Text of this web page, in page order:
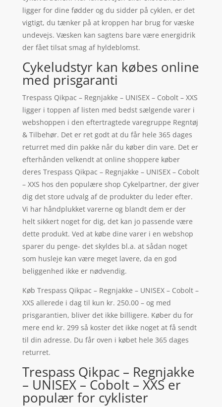
ligger for dine fødder og du sidder på cyklen, er det
vigtigt, du tænker på at kroppen har brug for væske
undevejs. Væsken kan sagtens bare være energidrik
der fået tilsat smag af hyldeblomst.
Cykeludstyr kan købes online
med prisgaranti
Trespass Qikpac – Regnjakke – UNISEX – Cobolt – XXS
ligger i toppen af listen med bedst sælgende varer i
webshoppen i den eftertragtede varegruppe Regntøj
& Tilbehør. Det er ret godt at du får hele 365 dages
returret med din pakke når du køber din vare. Det er
efterhånden velkendt at online shoppere køber
deres Trespass Qikpac – Regnjakke – UNISEX – Cobolt
– XXS hos den populære shop Cykelpartner, der giver
dig det store udvalg af de produkter du leder efter.
Vi har håndplukket varerne og blandt dem er der
helt sikkert noget for dig, det kan jo passende være
dette produkt. Ved at købe dine varer i en webshop
sparer du penge- det skyldes bl.a. at sådan noget
som husleje kan være meget lavere, da en god
beliggenhed ikke er nødvendig.
Køb Trespass Qikpac – Regnjakke – UNISEX – Cobolt –
XXS allerede i dag til kun kr. 250.00 – og med
prisgarantien, bliver det ikke billigere. Køber du for
mere end kr. 299 så koster det ikke noget at få sendt
til din adresse. Du får oven i købet hele 365 dages
returret.
Trespass Qikpac – Regnjakke
– UNISEX – Cobolt – XXS er
populær for cyklister